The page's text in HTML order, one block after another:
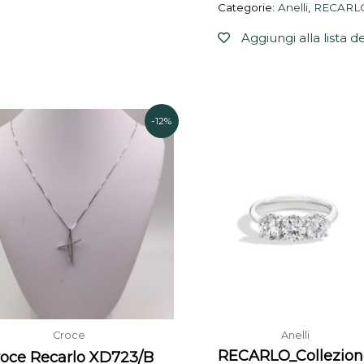
Categorie: Anelli,
Aggiungi alla lista
-12%
Croce
Recarlo XD723/B
originale
771,00€.
Il
prezzo
attuale
675,00€.
Anelli